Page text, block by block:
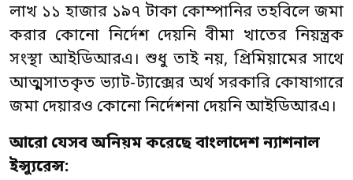
লাখ ১১ হাজার ১৯৭ টাকা কোম্পানির তহবিলে জমা
করার কোনো নির্দেশ দেয়নি বীমা খাতের নিয়ন্ত্রক
সংস্থা আইডিআরএ। শুধু তাই নয়, প্রিমিয়ামের সাথে
আত্মসাতকৃত ভ্যাট-ট্যাক্সের অর্থ সরকারি কোষাগারে
জমা দেয়ারও কোনো নির্দেশনা দেয়নি আইডিআরএ।
আরো যেসব অনিয়ম করেছেবাংলাদেশন্যাশনাল
ইন্স্যুরেন্স: